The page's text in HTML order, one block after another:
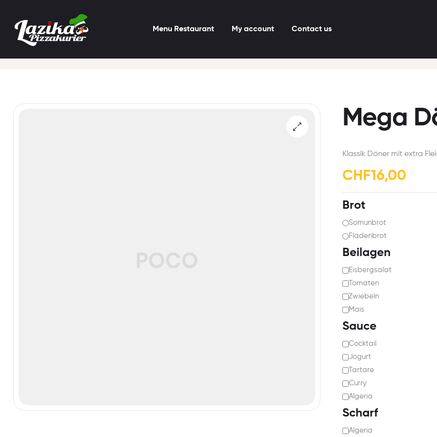
Menu Restaurant My account Contact us
Mega
Klassik Döner mit extra
CHF16,00
Brot
Somunbrot
Fladenbrot
Beilagen
Eisbergsalat
Tomaten
Zwiebeln
Mais
Sauce
Cocktail
Jogurt
Tartare
Curry
Algeria
Scharf
Algeria